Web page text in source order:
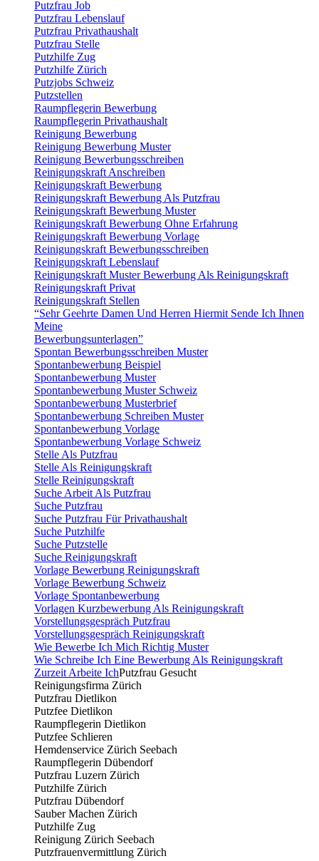
Putzfrau Job
Putzfrau Lebenslauf
Putzfrau Privathaushalt
Putzfrau Stelle
Putzhilfe Zug
Putzhilfe Zürich
Putzjobs Schweiz
Putzstellen
Raumpflegerin Bewerbung
Raumpflegerin Privathaushalt
Reinigung Bewerbung
Reinigung Bewerbung Muster
Reinigung Bewerbungsschreiben
Reinigungskraft Anschreiben
Reinigungskraft Bewerbung
Reinigungskraft Bewerbung Als Putzfrau
Reinigungskraft Bewerbung Muster
Reinigungskraft Bewerbung Ohne Erfahrung
Reinigungskraft Bewerbung Vorlage
Reinigungskraft Bewerbungsschreiben
Reinigungskraft Lebenslauf
Reinigungskraft Muster Bewerbung Als Reinigungskraft
Reinigungskraft Privat
Reinigungskraft Stellen
“Sehr Geehrte Damen Und Herren Hiermit Sende Ich Ihnen
Meine
Bewerbungsunterlagen”
Spontan Bewerbungsschreiben Muster
Spontanbewerbung Beispiel
Spontanbewerbung Muster
Spontanbewerbung Muster Schweiz
Spontanbewerbung Musterbrief
Spontanbewerbung Schreiben Muster
Spontanbewerbung Vorlage
Spontanbewerbung Vorlage Schweiz
Stelle Als Putzfrau
Stelle Als Reinigungskraft
Stelle Reinigungskraft
Suche Arbeit Als Putzfrau
Suche Putzfrau
Suche Putzfrau Für Privathaushalt
Suche Putzhilfe
Suche Putzstelle
Suche Reinigungskraft
Vorlage Bewerbung Reinigungskraft
Vorlage Bewerbung Schweiz
Vorlage Spontanbewerbung
Vorlagen Kurzbewerbung Als Reinigungskraft
Vorstellungsgespräch Putzfrau
Vorstellungsgespräch Reinigungskraft
Wie Bewerbe Ich Mich Richtig Muster
Wie Schreibe Ich Eine Bewerbung Als Reinigungskraft
Zurzeit Arbeite IchPutzfrau Gesucht
Reinigungsfirma Zürich
Putzfrau Dietlikon
Putzfee Dietlikon
Raumpflegerin Dietlikon
Putzfee Schlieren
Hemdenservice Zürich Seebach
Raumpflegerin Dübendorf
Putzfrau Luzern Zürich
Putzhilfe Zürich
Putzfrau Dübendorf
Sauber Machen Zürich
Putzhilfe Zug
Reinigung Zürich Seebach
Putzfrauenvermittlung Zürich